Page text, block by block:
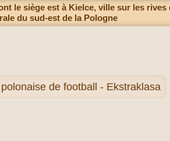
le siège est à Kielce, ville sur les rives
du sud-est de la Pologne
de football - Ekstraklasa